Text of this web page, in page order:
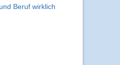
Beruf wirklich